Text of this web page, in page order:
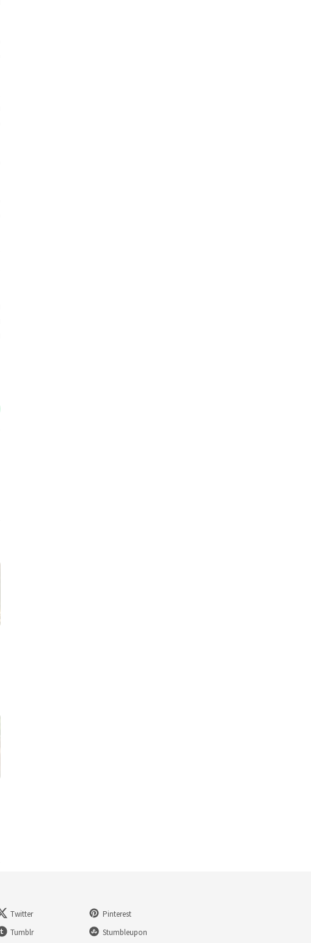
Twitter
Pinterest
Tumblr Stumbleupon